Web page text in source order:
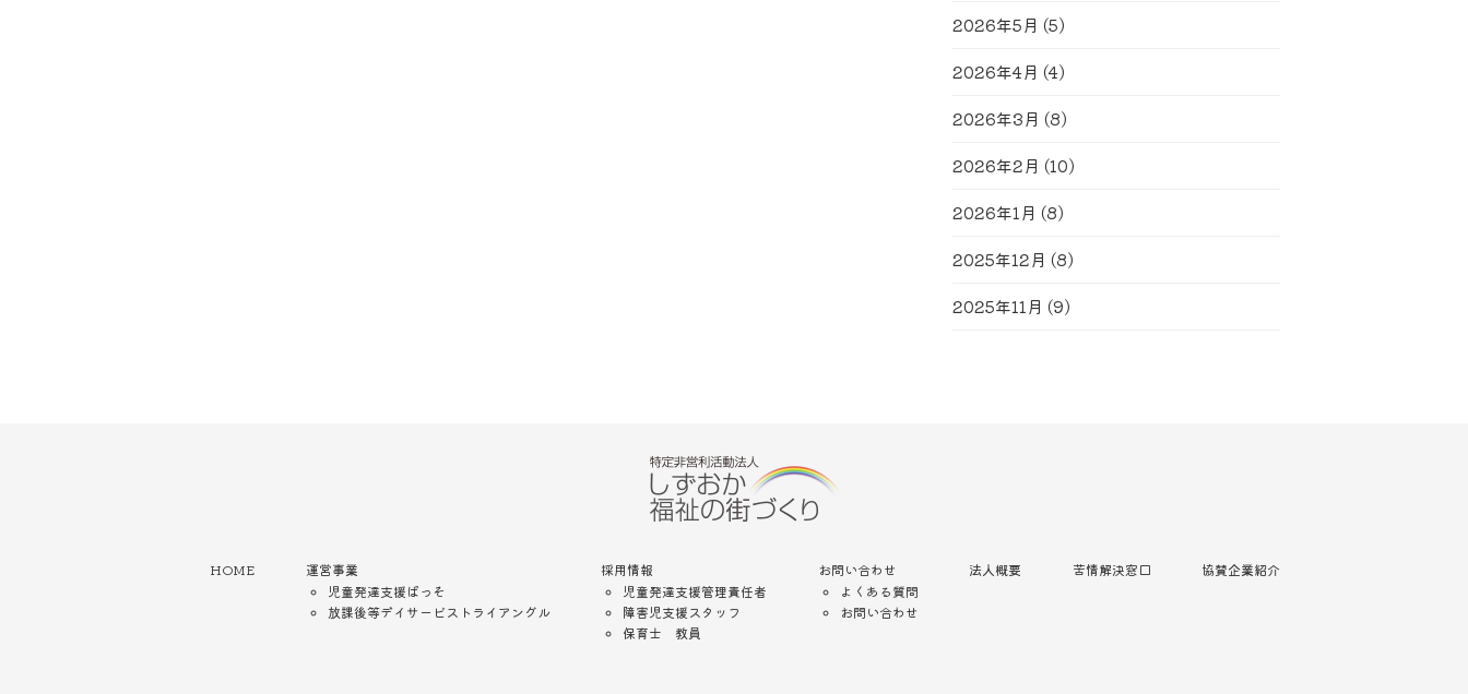
2026年5月 (5)
2026年4月 (4)
2026年3月 (8)
2026年2月 (10)
2026年1月 (8)
2025年12月 (8)
2025年11月 (9)
HOME
運営事業
児童発達支援ぱっそ
放課後等デイサービストライアングル
採用情報
児童発達支援管理責任者
障害児支援スタッフ
保育士 教員
お問い合わせ
よくある質問
お問い合わせ
法人概要 苦情解決窓口 協賛企業紹介